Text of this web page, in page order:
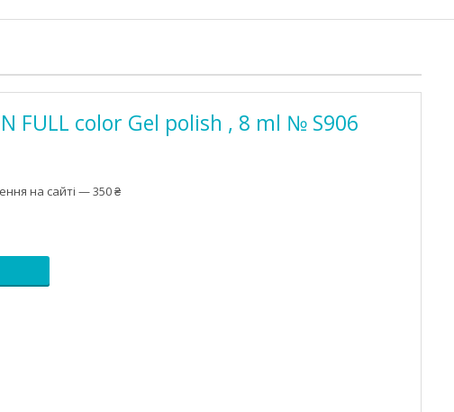
FULL color Gel polish , 8 ml № S906
на сайті — 350 ₴